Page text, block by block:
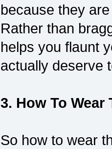
because they
Rather than
helps you flaunt
actually deserve
3. How To
So how to wear